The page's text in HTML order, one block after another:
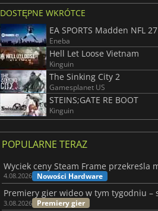
DOSTĘPNE WKRÓTCE
EA SPORTS Madden NFL 27
Eneba
Hell Let Loose Vietnam
Kinguin
The Sinking City 2
Gamesplanet US
STEINS;GATE RE BOOT
Kinguin
POPULARNE TERAZ
4.08.2026 Nowości Hardware
3.08.2026 Premiery gier